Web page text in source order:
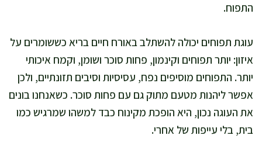
התפוח.
עוגת תפוחים יכולה להשתלב באורח חיים בריא כששומרים על
איזון: יותר תפוחים וקינמון, פחות סוכר ושומן, וקמח איכותי
יותר. התפוחים מוסיפים נפח, עסיסיות וסיבים תזונתיים, ולכן
אפשר ליהנות מטעם מתוק גם עם פחות סוכר. כשאנחנו בונים
את העוגה נכון, היא הופכת מקינוח כבד למשהו שמרגיש כמו
בית, בלי עייפות של אחרי.